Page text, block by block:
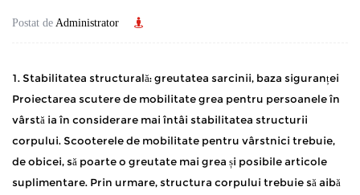
Postat de Administrator
1. Stabilitatea structurală: greutatea sarcinii, baza siguranței
Proiectarea scutere de mobilitate grea pentru persoanele în
vârstă ia în considerare mai întâi stabilitatea structurii
corpului. Scooterele de mobilitate pentru vârstnici trebuie,
de obicei, să poarte o greutate mai grea și posibile articole
suplimentare. Prin urmare, structura corpului trebuie să aibă